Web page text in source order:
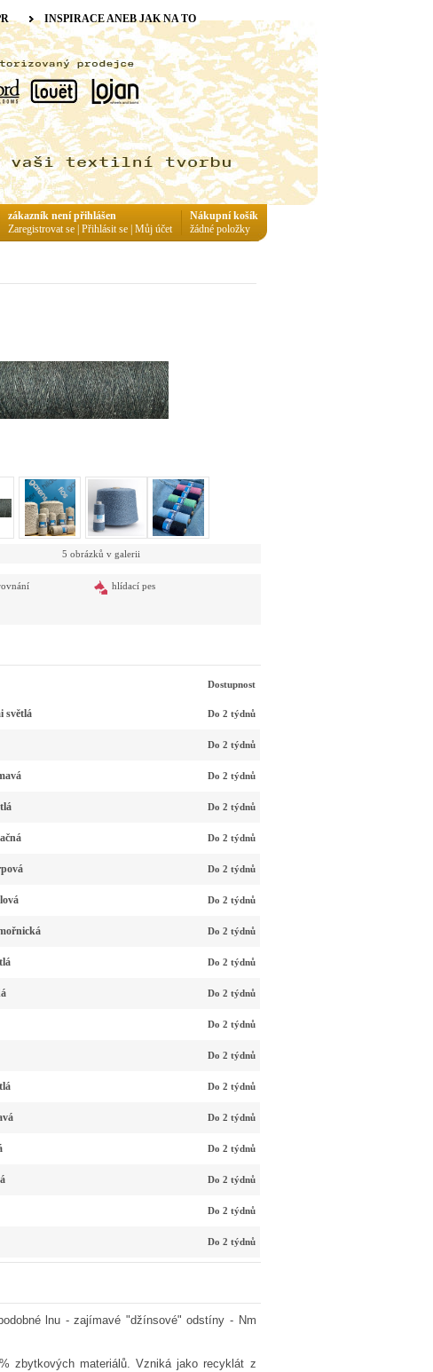
5 obrázků v galerii
hlídací pes
Dostupnost
světlá Do 2 týdnů
Do 2 týdnů
Do 2 týdnů
Do 2 týdnů
Do 2 týdnů
Do 2 týdnů
Do 2 týdnů
Do 2 týdnů
Do 2 týdnů
Do 2 týdnů
Do 2 týdnů
Do 2 týdnů
Do 2 týdnů
Do 2 týdnů
Do 2 týdnů
Do 2 týdnů
Do 2 týdnů
Do 2 týdnů
lnu - zajímavé "džínsové" odstíny - Nm
zbytkových materiálů. Vzniká jako recyklát z
INSPIRACE ANEB JAK NA TO
Nákupní košík
žádné položky
zákazník není přihlášen
Zaregistrovat se Přihlásit se Můj účet